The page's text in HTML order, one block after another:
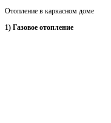
Отопление в каркасном доме
1) Газовое отопление